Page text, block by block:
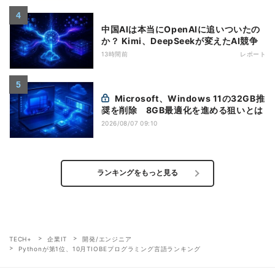
中国AIは本当にOpenAIに追いついたの
か？ Kimi、DeepSeekが変えたAI競争
13時間前 レポート
奨を削除 8GB最適化を進める狙いとは
2026/08/07 09:10
ランキングをもっと見る
TECH+ 企業IT
開発/エンジニア
Pythonが第1位、10月TIOBEプログラミング言語ランキング